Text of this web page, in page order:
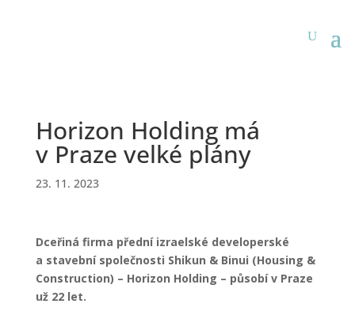
Horizon Holding má
v Praze velké plány
23. 11. 2023
Dceřiná firma přední izraelské developerské
a stavební společnosti Shikun & Binui (Housing &
Construction) – Horizon Holding – působí v Praze
už 22 let.